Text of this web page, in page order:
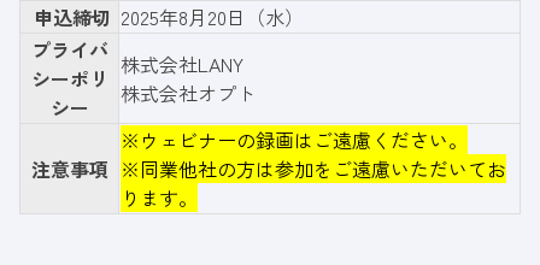
申込締切 2025年8月20日（水）
プライバ
シーポリ
シー
株式会社LANY
株式会社オプト
注意事項
※ウェビナーの録画はご遠慮ください。
※同業他社の方は参加をご遠慮いただいてお
ります。